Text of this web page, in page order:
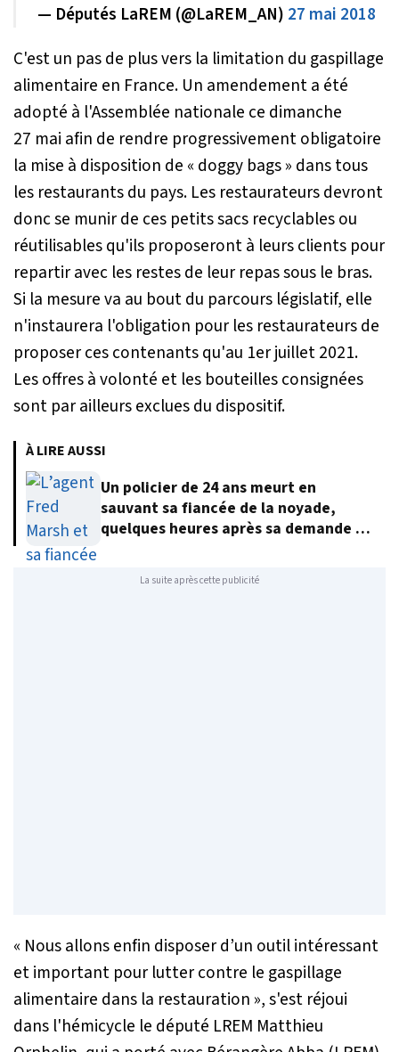
— Députés LaREM (@LaREM_AN) 27 mai 2018
C'est un pas de plus vers la limitation du gaspillage
alimentaire en France. Un amendement a été
adopté à l'Assemblée nationale ce dimanche
27 mai afin de rendre progressivement obligatoire
la mise à disposition de « doggy bags » dans tous
les restaurants du pays. Les restaurateurs devront
donc se munir de ces petits sacs recyclables ou
réutilisables qu'ils proposeront à leurs clients pour
repartir avec les restes de leur repas sous le bras.
Si la mesure va au bout du parcours législatif, elle
n'instaurera l'obligation pour les restaurateurs de
proposer ces contenants qu'au 1er juillet 2021.
Les offres à volonté et les bouteilles consignées
sont par ailleurs exclues du dispositif.
À LIRE AUSSI
Un policier de 24 ans meurt en
sauvant sa fiancée de la noyade,
quelques heures après sa demande en
La suite après cette publicité
« Nous allons enfin disposer d’un outil intéressant
et important pour lutter contre le gaspillage
alimentaire dans la restauration », s'est réjoui
dans l'hémicycle le député LREM Matthieu